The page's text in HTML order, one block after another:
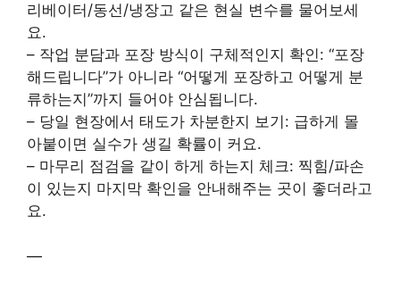
리베이터/동선/냉장고 같은 현실 변수를 물어보세
요.
– 작업 분담과 포장 방식이 구체적인지 확인: “포장
해드립니다”가 아니라 “어떻게 포장하고 어떻게 분
류하는지”까지 들어야 안심됩니다.
– 당일 현장에서 태도가 차분한지 보기: 급하게 몰
아붙이면 실수가 생길 확률이 커요.
– 마무리 점검을 같이 하게 하는지 체크: 찍힘/파손
이 있는지 마지막 확인을 안내해주는 곳이 좋더라고
요.
—